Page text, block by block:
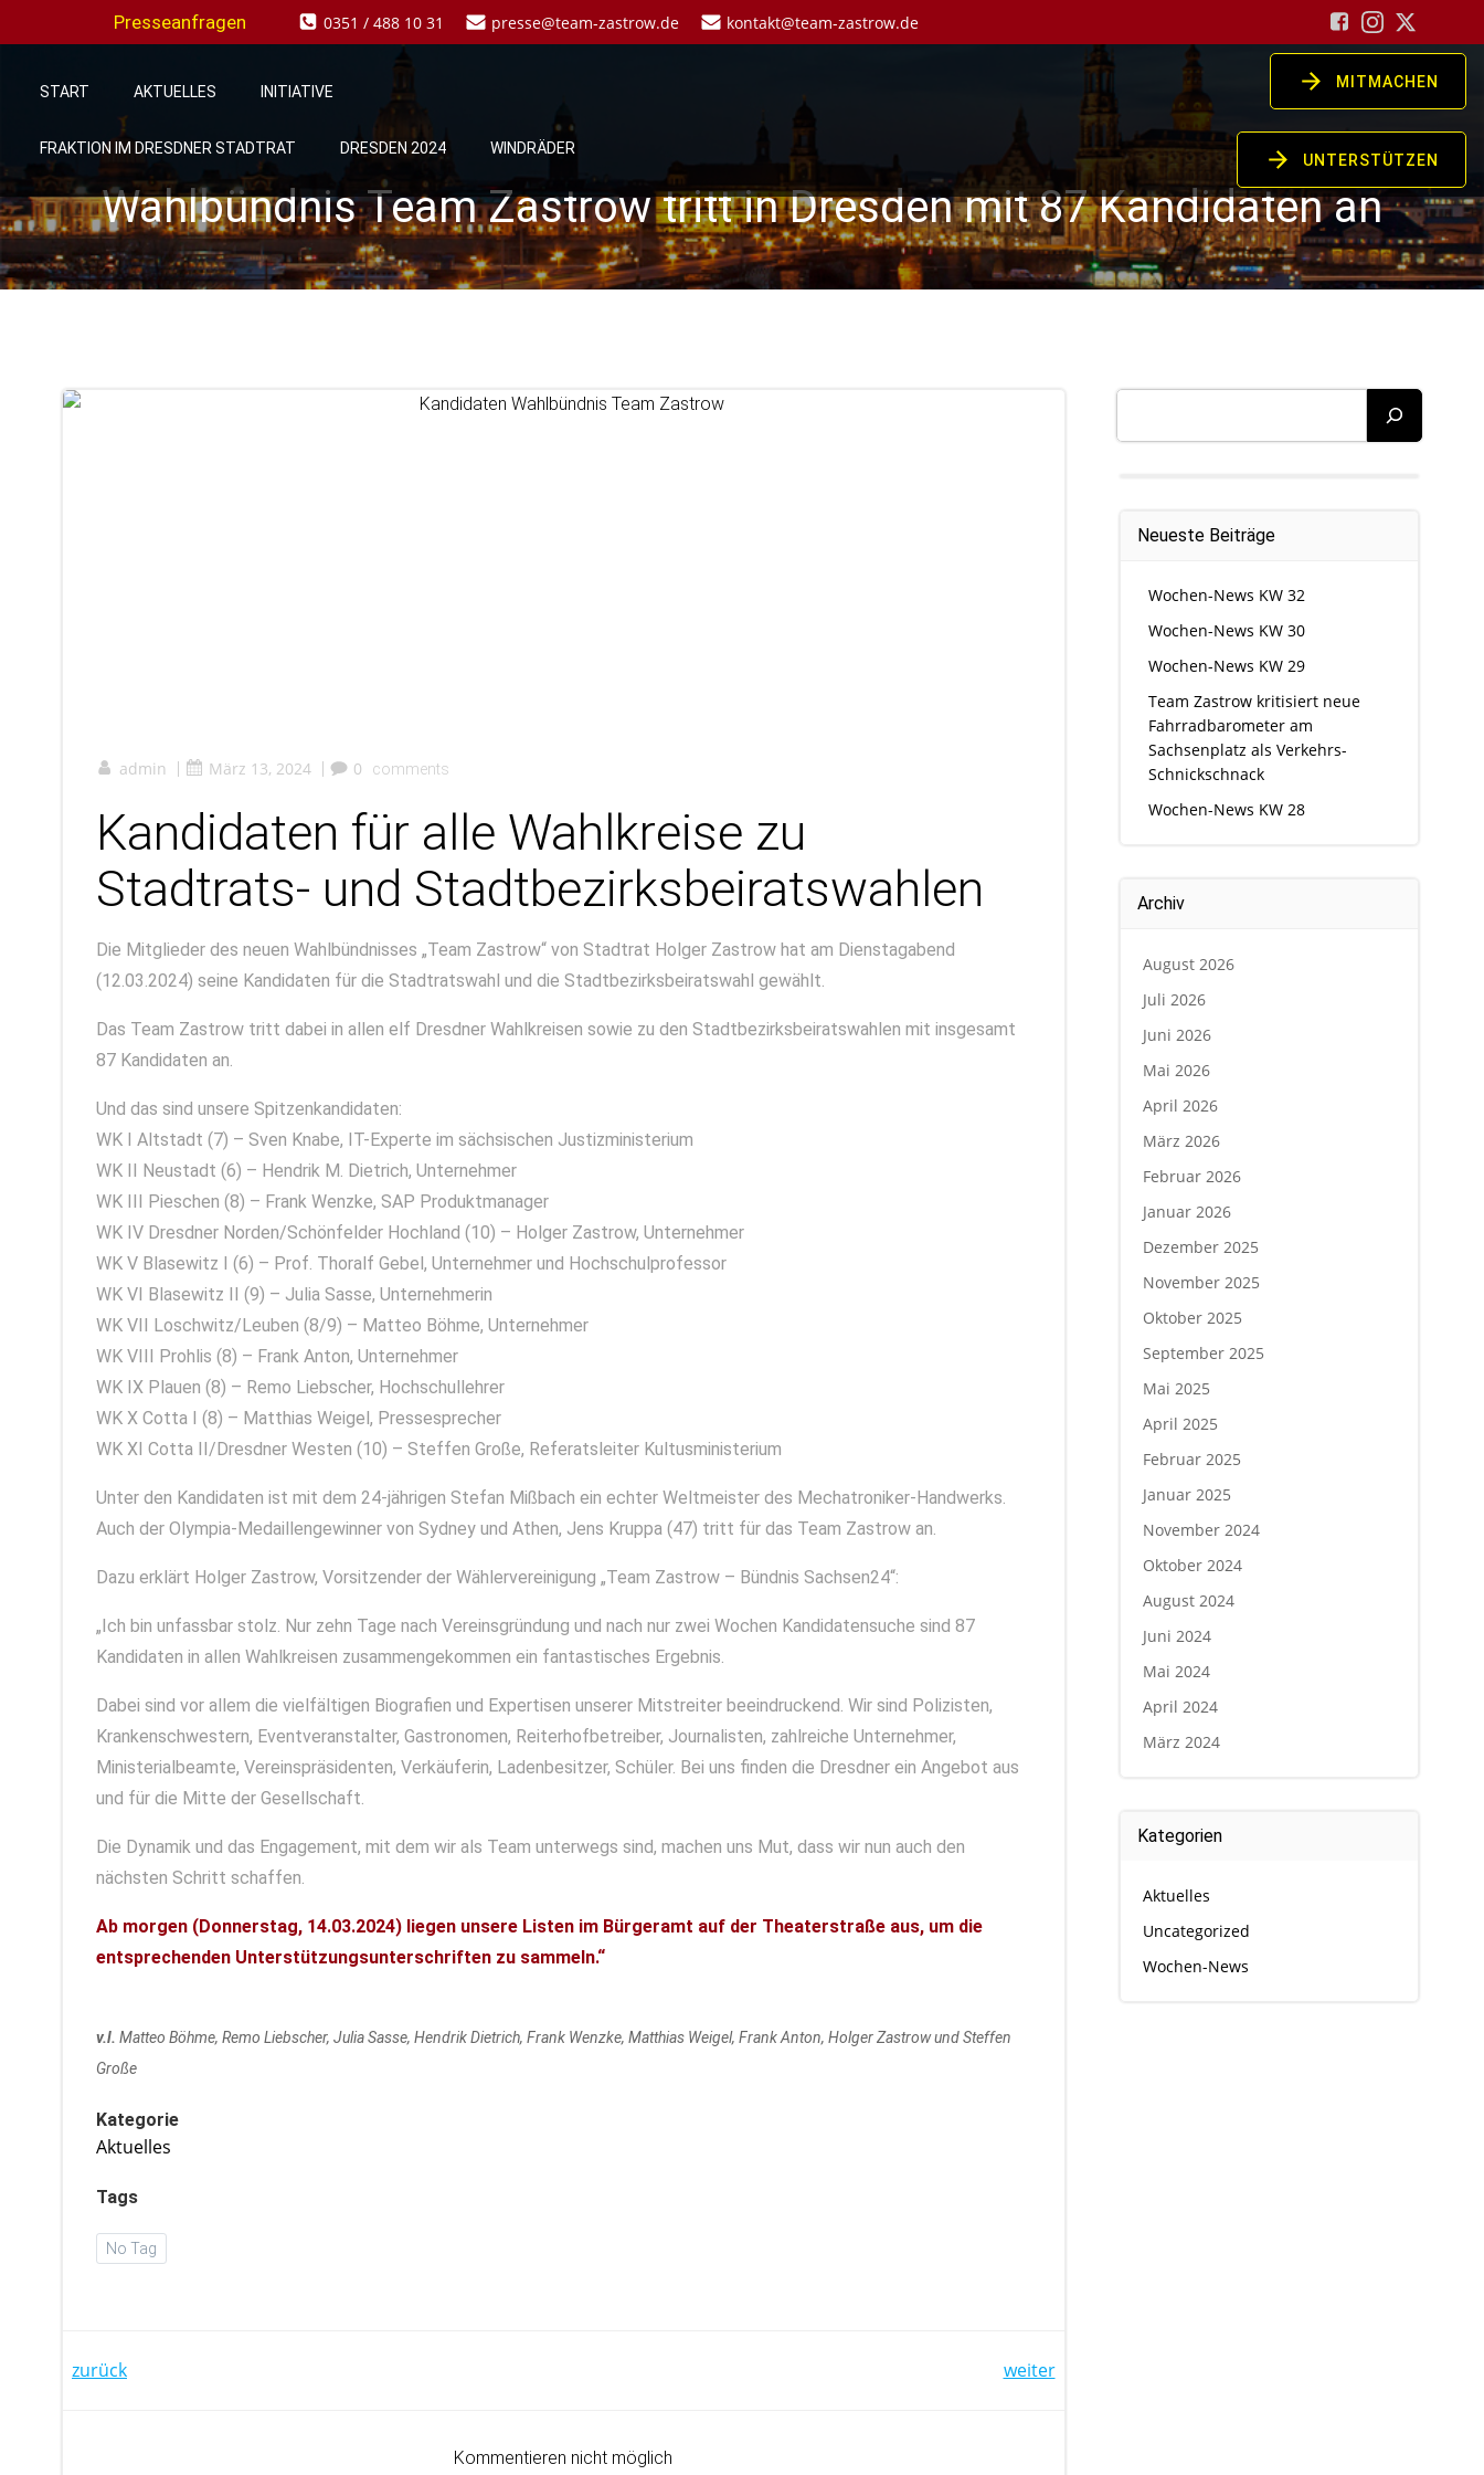
Inhalt
Presseanfragen 0351 / 488 10 31 presse@team-zastrow.de kontakt@team-zastrow.de
START AKTUELLES INITIATIVE
FRAKTION IM DRESDNER STADTRAT DRESDEN 2024 WINDRÄDER
MITMACHEN
UNTERSTÜTZEN
Wahlbündnis Team Zastrow tritt in Dresden mit 87 Kandidaten an
admin | März 13, 2024 | 0 comments
Kandidaten für alle Wahlkreise zu
Stadtrats- und Stadtbezirksbeiratswahlen
Die Mitglieder des neuen Wahlbündnisses „Team Zastrow“ von Stadtrat Holger Zastrow hat am Dienstagabend
(12.03.2024) seine Kandidaten für die Stadtratswahl und die Stadtbezirksbeiratswahl gewählt.
Das Team Zastrow tritt dabei in allen elf Dresdner Wahlkreisen sowie zu den Stadtbezirksbeiratswahlen mit insgesamt
87 Kandidaten an.
Und das sind unsere Spitzenkandidaten:
WK I Altstadt (7) – Sven Knabe, IT-Experte im sächsischen Justizministerium
WK II Neustadt (6) – Hendrik M. Dietrich, Unternehmer
WK III Pieschen (8) – Frank Wenzke, SAP Produktmanager
WK IV Dresdner Norden/Schönfelder Hochland (10) – Holger Zastrow, Unternehmer
WK V Blasewitz I (6) – Prof. Thoralf Gebel, Unternehmer und Hochschulprofessor
WK VI Blasewitz II (9) – Julia Sasse, Unternehmerin
WK VII Loschwitz/Leuben (8/9) – Matteo Böhme, Unternehmer
WK VIII Prohlis (8) – Frank Anton, Unternehmer
WK IX Plauen (8) – Remo Liebscher, Hochschullehrer
WK X Cotta I (8) – Matthias Weigel, Pressesprecher
WK XI Cotta II/Dresdner Westen (10) – Steffen Große, Referatsleiter Kultusministerium
Unter den Kandidaten ist mit dem 24-jährigen Stefan Mißbach ein echter Weltmeister des Mechatroniker-Handwerks.
Auch der Olympia-Medaillengewinner von Sydney und Athen, Jens Kruppa (47) tritt für das Team Zastrow an.
Dazu erklärt Holger Zastrow, Vorsitzender der Wählervereinigung „Team Zastrow – Bündnis Sachsen24“:
„Ich bin unfassbar stolz. Nur zehn Tage nach Vereinsgründung und nach nur zwei Wochen Kandidatensuche sind 87
Kandidaten in allen Wahlkreisen zusammengekommen ein fantastisches Ergebnis.
Dabei sind vor allem die vielfältigen Biografien und Expertisen unserer Mitstreiter beeindruckend. Wir sind Polizisten,
Krankenschwestern, Eventveranstalter, Gastronomen, Reiterhofbetreiber, Journalisten, zahlreiche Unternehmer,
Ministerialbeamte, Vereinspräsidenten, Verkäuferin, Ladenbesitzer, Schüler. Bei uns finden die Dresdner ein Angebot aus
und für die Mitte der Gesellschaft.
Die Dynamik und das Engagement, mit dem wir als Team unterwegs sind, machen uns Mut, dass wir nun auch den
nächsten Schritt schaffen.
Ab morgen (Donnerstag, 14.03.2024) liegen unsere Listen im Bürgeramt auf der Theaterstraße aus, um die
entsprechenden Unterstützungsunterschriften zu sammeln.“
v.l. Matteo Böhme, Remo Liebscher, Julia Sasse, Hendrik Dietrich, Frank Wenzke, Matthias Weigel, Frank Anton, Holger Zastrow und Steffen
Große
Kategorie
Aktuelles
Tags
No Tag
Post
zurück
navigation
weiter
Kommentieren nicht möglich
Neueste Beiträge
Wochen-News KW 32
Wochen-News KW 30
Wochen-News KW 29
Team Zastrow kritisiert neue
Fahrradbarometer am
Sachsenplatz als Verkehrs-
Schnickschnack
Wochen-News KW 28
Archiv
August 2026
Juli 2026
Juni 2026
Mai 2026
April 2026
März 2026
Februar 2026
Januar 2026
Dezember 2025
November 2025
Oktober 2025
September 2025
Mai 2025
April 2025
Februar 2025
Januar 2025
November 2024
Oktober 2024
August 2024
Juni 2024
Mai 2024
April 2024
März 2024
Kategorien
Aktuelles
Uncategorized
Wochen-News